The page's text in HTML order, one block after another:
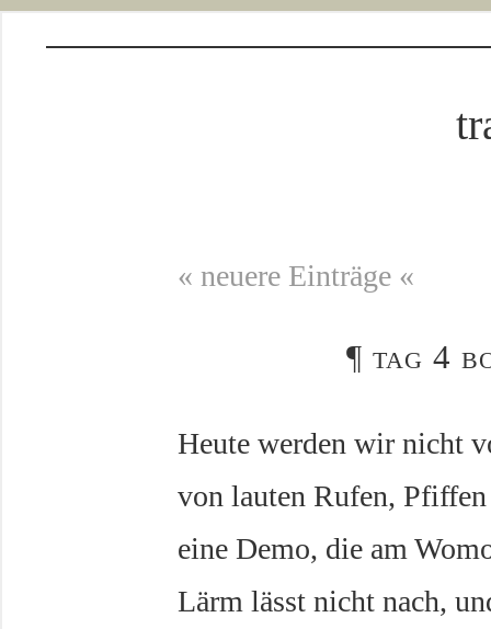
« neuere Einträge «
¶ tag 4
Heute werden wir nicht
von lauten Rufen,
eine Demo, die am
Lärm lässt nicht nach,